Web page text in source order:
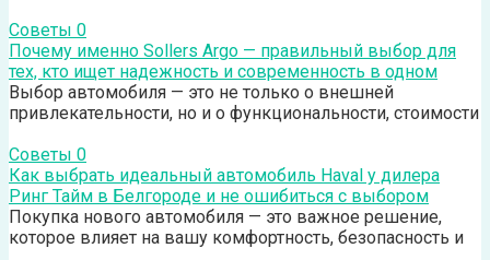
Советы 0
Почему именно Sollers Argo — правильный выбор для
тех, кто ищет надежность и современность в одном
Выбор автомобиля — это не только о внешней
привлекательности, но и о функциональности, стоимости
Советы 0
Как выбрать идеальный автомобиль Haval у дилера
Ринг Тайм в Белгороде и не ошибиться с выбором
Покупка нового автомобиля — это важное решение,
которое влияет на вашу комфортность, безопасность и